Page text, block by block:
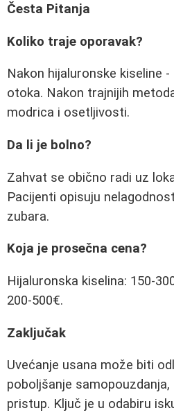
Česta Pitanja
Koliko traje oporavak?
Nakon hijaluronske kiseline
otoka. Nakon trajnijih
modrica i osetljivosti.
Da li je bolno?
Zahvat se obično radi uz
Pacijenti opisuju
zubara.
Koja je prosečna cena?
Hijaluronska kiselina: 150-
200-500€.
Zaključak
Uvećanje usana može biti
poboljšanje
pristup. Ključ je u odabiru